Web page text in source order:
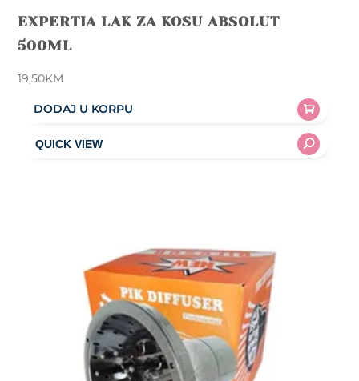
EXPERTIA LAK ZA KOSU ABSOLUT
500ML
19,50KM
DODAJ U KORPU